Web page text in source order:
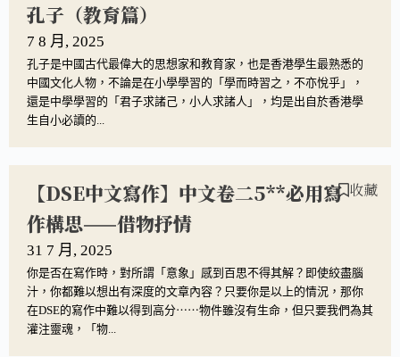
孔子（教育篇）
7 8 月, 2025
孔子是中國古代最偉大的思想家和教育家，也是香港學生最熟悉的
中國文化人物，不論是在小學學習的「學而時習之，不亦悅乎」，
還是中學學習的「君子求諸己，小人求諸人」，均是出自於香港學
生自小必讀的...
【DSE中文寫作】中文卷二5**必用寫
作構思——借物抒情
收藏
31 7 月, 2025
你是否在寫作時，對所謂「意象」感到百思不得其解？即使絞盡腦
汁，你都難以想出有深度的文章內容？只要你是以上的情況，那你
在DSE的寫作中難以得到高分⋯⋯物件雖沒有生命，但只要我們為其
灌注靈魂，「物...